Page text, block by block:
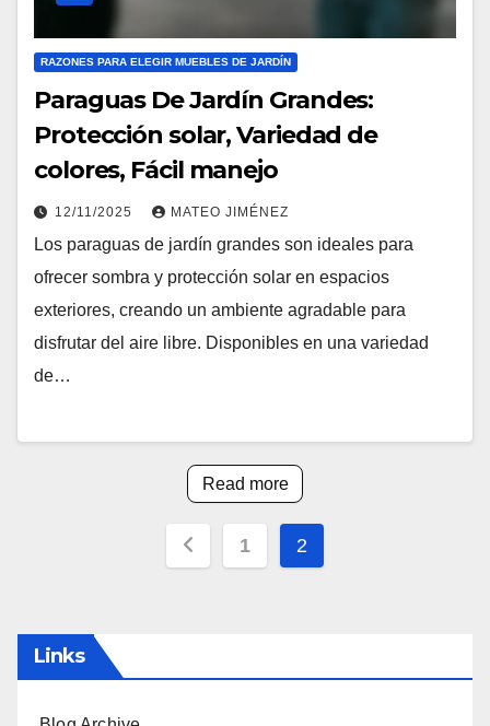
RAZONES PARA ELEGIR MUEBLES DE JARDÍN
Paraguas De Jardín Grandes:
Protección solar, Variedad de
colores, Fácil manejo
12/11/2025 MATEO JIMÉNEZ
Los paraguas de jardín grandes son ideales para
ofrecer sombra y protección solar en espacios
exteriores, creando un ambiente agradable para
disfrutar del aire libre. Disponibles en una variedad
de…
Read more
Posts
1 2
Links